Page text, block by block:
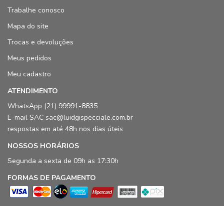
Trabalhe conosco
Mapa do site
Trocas e devoluções
Meus pedidos
Meu cadastro
ATENDIMENTO
WhatsApp (21) 99991-8835
E-mail SAC sac@luidgispecciale.com.br
respostas em até 48h nos dias úteis
NOSSOS HORÁRIOS
Segunda a sexta de 09h as 17:30h
FORMAS DE PAGAMENTO